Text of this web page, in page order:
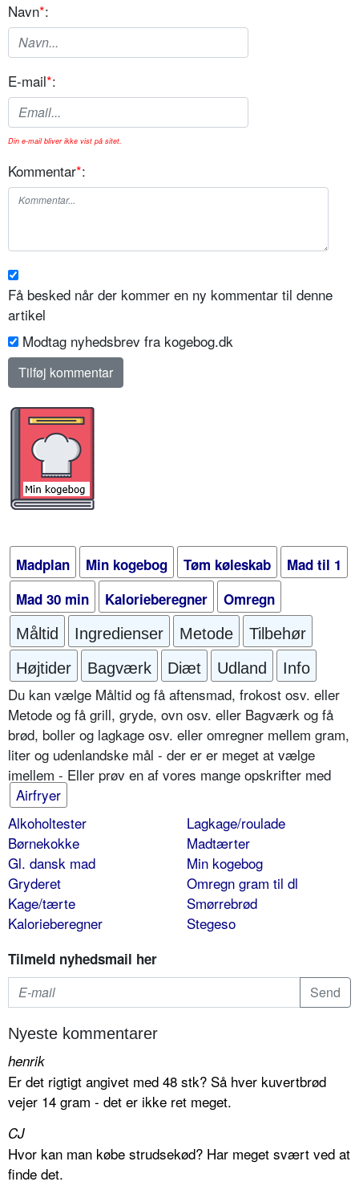
Navn*:
E-mail*:
Din e-mail bliver ikke vist på sitet.
Kommentar*:
Få besked når der kommer en ny kommentar til denne
artikel
Modtag nyhedsbrev fra kogebog.dk
Madplan Min kogebog Tøm køleskab
Mad til 1
Mad 30 min
Kalorieberegner Omregn
Måltid Ingredienser Metode
Tilbehør
Højtider
Bagværk Diæt Udland Info
Du kan vælge Måltid og få aftensmad, frokost osv. eller
Metode og få grill, gryde, ovn osv. eller Bagværk og få
brød, boller og lagkage osv. eller omregner mellem gram,
liter og udenlandske mål - der er er meget at vælge
imellem - Eller prøv en af vores mange opskrifter med
Airfryer
Alkoholtester
Børnekokke
Gl. dansk mad
Gryderet
Kage/tærte
Kalorieberegner
Lagkage/roulade
Madtærter
Min kogebog
Omregn gram til dl
Smørrebrød
Stegeso
Tilmeld nyhedsmail her
Nyeste kommentarer
henrik
Er det rigtigt angivet med 48 stk? Så hver kuvertbrød
vejer 14 gram - det er ikke ret meget.
CJ
Hvor kan man købe strudsekød? Har meget svært ved at
finde det.